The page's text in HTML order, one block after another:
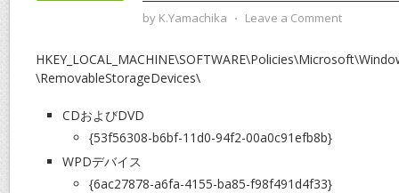
by K.Yamachika ⋅ Leave a Comment
\RemovableStorageDevices\
CDおよびDVD
{53f56308-b6bf-11d0-94f2-00a0c91efb8b}
WPDデバイス
{6ac27878-a6fa-4155-ba85-f98f491d4f33}